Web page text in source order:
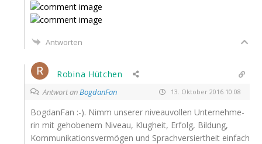
Antworten
Robina Hütchen
Antwort anBogdanFan 13. Oktober 2016 10:08
Bog­d­an­Fan :-). Nimm unse­rer niveau­vol­len Unter­neh­me­
rin mit geho­be­nem Niveau, Klug­heit, Erfolg, Bil­dung,
Kom­mu­ni­ka­ti­ons­ver­mö­gen und Sprach­ver­siert­heit ein­fach